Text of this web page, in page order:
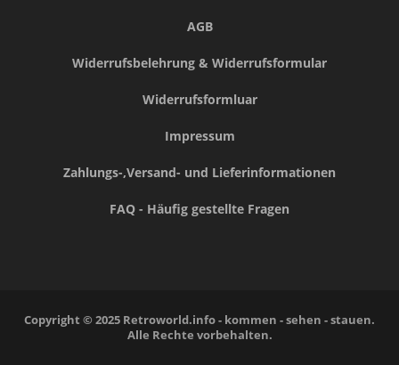
AGB
Widerrufsbelehrung & Widerrufsformular
Widerrufsformluar
Impressum
Zahlungs-,Versand- und Lieferinformationen
FAQ - Häufig gestellte Fragen
Copyright © 2025 Retroworld.info - kommen - sehen - stauen.
Alle Rechte vorbehalten.